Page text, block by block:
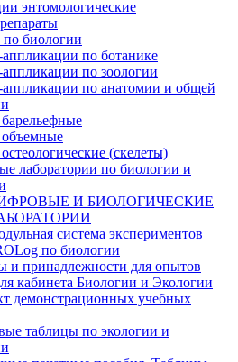
энтомологические
биологии
по ботанике
по зоологии
по анатомии и общей
(скелеты)
лаборатории по биологии и
И БИОЛОГИЧЕСКИЕ
система экспериментов
по биологии
и принадлежности для опытов
кабинета Биологии и Экологии
демонстрационных учебных
таблицы по экологии и